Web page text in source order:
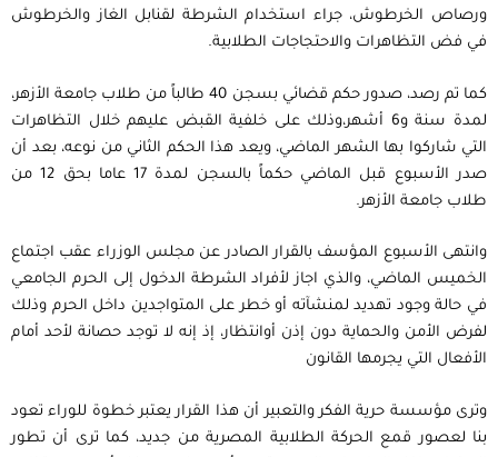
ورصاص الخرطوش، جراء استخدام الشرطة لقنابل الغاز والخرطوش
في فض التظاهرات والاحتجاجات الطلابية.
كما تم رصد، صدور حكم قضائي بسجن 40 طالباً من طلاب جامعة الأزهر،
لمدة سنة و6 أشهر،وذلك على خلفية القبض عليهم خلال التظاهرات
التي شاركوا بها الشهر الماضي، ويعد هذا الحكم الثاني من نوعه، بعد أن
صدر الأسبوع قبل الماضي حكماً بالسجن لمدة 17 عاما بحق 12 من
طلاب جامعة الأزهر.
وانتهى الأسبوع المؤسف بالقرار الصادر عن مجلس الوزراء عقب اجتماع
الخميس الماضي، والذي اجاز لأفراد الشرطة الدخول إلى الحرم الجامعي
في حالة وجود تهديد لمنشآته أو خطر على المتواجدين داخل الحرم وذلك
لفرض الأمن والحماية دون إذن أوانتظار، إذ إنه لا توجد حصانة لأحد أمام
الأفعال التي يجرمها القانون
وترى مؤسسة حرية الفكر والتعبير أن هذا القرار يعتبر خطوة للوراء تعود
بنا لعصور قمع الحركة الطلابية المصرية من جديد، كما ترى أن تطور